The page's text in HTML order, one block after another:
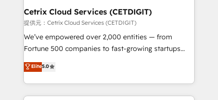
Award 🏆2020 Elite Solutions Partner 🏆2019
Integrations HubSpot Impact Award 🏆2019
Marketing Enablement HubSpot Impact Award 🏆
2018 Website Design HubSpot Impact Award 🏆2017
Growth-Driven Design Agency of the Year 🏆2016
Sales Enablement HubSpot Impact Award 🏆2015
Cetrix Cloud Services (CETDIGIT)
提供元：Cetrix Cloud Services (CETDIGIT)
We’ve empowered over 2,000 entities — from
Fortune 500 companies to fast-growing startups
and nonprofits — to streamline operations, scale
revenue, and unlock the full potential of HubSpot.
With deep technical and industry expertise, we fuse
automation, integration, and AI innovation to deliver
Elite5.0